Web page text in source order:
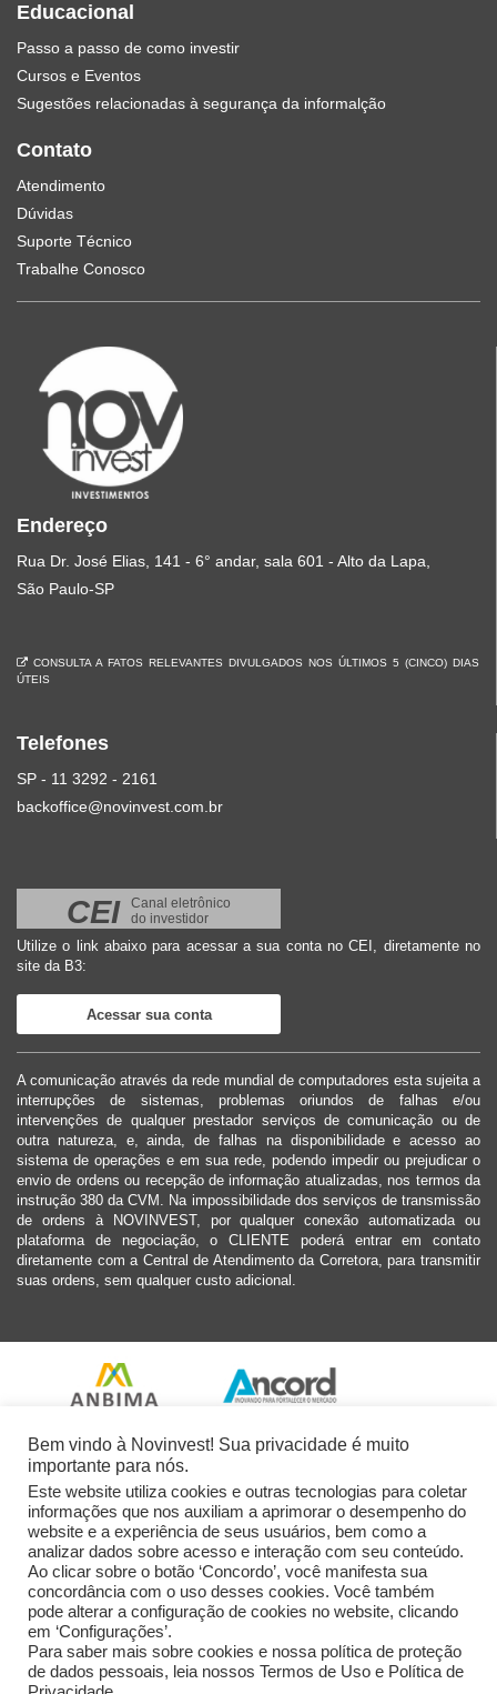
Educacional
Passo a passo de como investir
Cursos e Eventos
Sugestões relacionadas à segurança da informalção
Contato
Atendimento
Dúvidas
Suporte Técnico
Trabalhe Conosco
Endereço
Rua Dr. José Elias, 141 - 6° andar, sala 601 - Alto da Lapa,
São Paulo-SP
CONSULTA A FATOS RELEVANTES DIVULGADOS NOS ÚLTIMOS 5 (CINCO) DIAS
ÚTEIS
Telefones
SP - 11 3292 - 2161
backoffice@novinvest.com.br
CEI
Canal eletrônico
do investidor
Utilize o link abaixo para acessar a sua conta no CEI, diretamente no
site da B3:
Acessar sua conta
A comunicação através da rede mundial de computadores esta sujeita a
interrupções de sistemas, problemas oriundos de falhas e/ou
intervenções de qualquer prestador serviços de comunicação ou de
outra natureza, e, ainda, de falhas na disponibilidade e acesso ao
sistema de operações e em sua rede, podendo impedir ou prejudicar o
envio de ordens ou recepção de informação atualizadas, nos termos da
instrução 380 da CVM. Na impossibilidade dos serviços de transmissão
de ordens à NOVINVEST, por qualquer conexão automatizada ou
plataforma de negociação, o CLIENTE poderá entrar em contato
diretamente com a Central de Atendimento da Corretora, para transmitir
suas ordens, sem qualquer custo adicional.
Bem vindo à Novinvest! Sua privacidade é muito
importante para nós.
Este website utiliza cookies e outras tecnologias para coletar
informações que nos auxiliam a aprimorar o desempenho do
website e a experiência de seus usuários, bem como a
analizar dados sobre acesso e interação com seu conteúdo.
Ao clicar sobre o botão ‘Concordo’, você manifesta sua
concordância com o uso desses cookies. Você também
pode alterar a configuração de cookies no website, clicando
em ‘Configurações’.
Para saber mais sobre cookies e nossa política de proteção
de dados pessoais, leia nossos Termos de Uso e Política de